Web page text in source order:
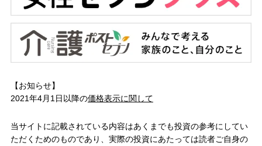
【お知らせ】
2021年4月1日以降の価格表示に関して
当サイトに記載されている内容はあくまでも投資の参考にしてい
ただくためのものであり、実際の投資にあたっては読者ご自身の